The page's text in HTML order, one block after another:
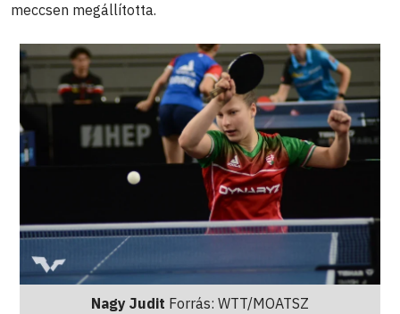
meccsen megállította.
Nagy Judit Forrás: WTT/MOATSZ